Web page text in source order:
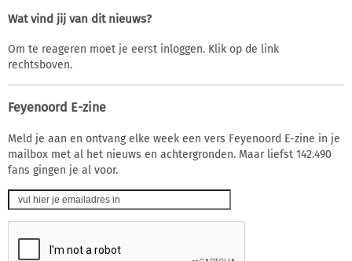
Wat vind jij van dit nieuws?
Om te reageren moet je eerst inloggen. Klik op de link
rechtsboven.
Feyenoord E-zine
Meld je aan en ontvang elke week een vers Feyenoord E-zine in je
mailbox met al het nieuws en achtergronden. Maar liefst 142.490
fans gingen je al voor.